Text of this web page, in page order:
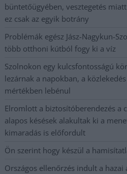
büntetőügyében, vesztegetés
ez csak az egyik botrány
Problémák egész Jász-Nagykun-
több otthoni kútból fogy ki a víz
Szolnokon egy kulcsfontosságú
lezárnak a napokban, a
mértékben lebénul
Elromlott a biztosítóberendezés a
alapos késések alakultak ki a
kimaradás is előfordult
Ön szerint hogy készül a
Országos ellenőrzés indult a